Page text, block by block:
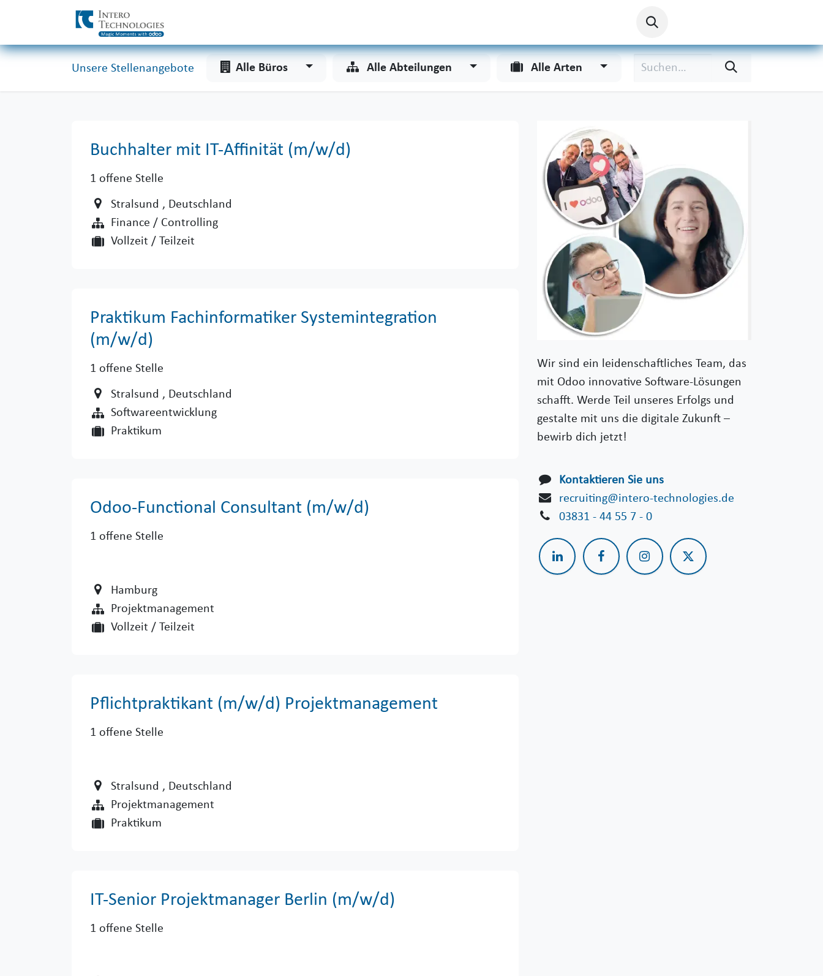
Zum Inhalt springen
Unsere Stellenangebote Alle Büros Alle Abteilungen Alle Arten
Buchhalter mit IT-Affinität (m/w/d)
1 offene Stelle
Stralsund , Deutschland
Finance / Controlling
Vollzeit / Teilzeit
Praktikum Fachinformatiker Systemintegration
(m/w/d)
1 offene Stelle
Stralsund , Deutschland
Softwareentwicklung
Praktikum
Odoo-Functional Consultant (m/w/d)
1 offene Stelle
Hamburg
Projektmanagement
Vollzeit / Teilzeit
Pflichtpraktikant (m/w/d) Projektmanagement
1 offene Stelle
Stralsund , Deutschland
Projektmanagement
Praktikum
IT-Senior Projektmanager Berlin (m/w/d)
1 offene Stelle
Wir sind ein leidenschaftliches Team, das
mit Odoo innovative Software-Lösungen
schafft. Werde Teil unseres Erfolgs und
gestalte mit uns die digitale Zukunft –
bewirb dich jetzt!
Kontaktieren Sie uns
recruiting@intero-technologies.de
03831 - 44 55 7 - 0